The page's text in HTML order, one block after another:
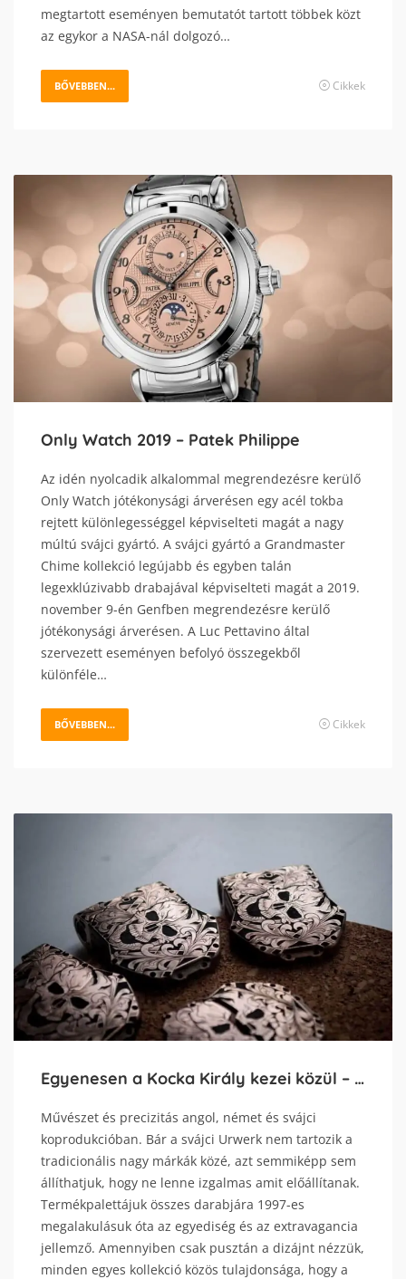
megtartott eseményen bemutatót tartott többek közt
az egykor a NASA-nál dolgozó…
BŐVEBBEN... Cikkek
Only Watch 2019 – Patek Philippe
Az idén nyolcadik alkalommal megrendezésre kerülő
Only Watch jótékonysági árverésen egy acél tokba
rejtett különlegességgel képviselteti magát a nagy
múltú svájci gyártó. A svájci gyártó a Grandmaster
Chime kollekció legújabb és egyben talán
legexklúzivabb drabajával képviselteti magát a 2019.
november 9-én Genfben megrendezésre kerülő
jótékonysági árverésen. A Luc Pettavino által
szervezett eseményen befolyó összegekből
különféle…
BŐVEBBEN... Cikkek
Egyenesen a Kocka Király kezei közül – Urwerk UR-T8 Skull
Művészet és precizitás angol, német és svájci
koprodukcióban. Bár a svájci Urwerk nem tartozik a
tradicionális nagy márkák közé, azt semmiképp sem
állíthatjuk, hogy ne lenne izgalmas amit előállítanak.
Termékpalettájuk összes darabjára 1997-es
megalakulásuk óta az egyediség és az extravagancia
jellemző. Amennyiben csak pusztán a dizájnt nézzük,
minden egyes kollekció közös tulajdonsága, hogy a